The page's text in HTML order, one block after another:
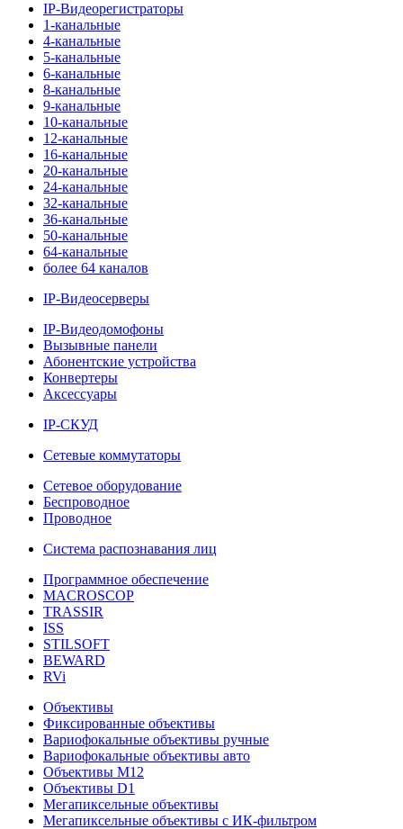
IP-Видеорегистраторы
1-канальные
4-канальные
5-канальные
6-канальные
8-канальные
9-канальные
10-канальные
12-канальные
16-канальные
20-канальные
24-канальные
32-канальные
36-канальные
50-канальные
64-канальные
более 64 каналов
IP-Видеосерверы
IP-Видеодомофоны
Вызывные панели
Абонентские устройства
Конвертеры
Аксессуары
IP-СКУД
Сетевые коммутаторы
Сетевое оборудование
Беспроводное
Проводное
Система распознавания лиц
Программное обеспечение
MACROSCOP
TRASSIR
ISS
STILSOFT
BEWARD
RVi
Объективы
Фиксированные объективы
Вариофокальные объективы ручные
Вариофокальные объективы авто
Объективы М12
Объективы D1
Мегапиксельные объективы
Мегапиксельные объективы с ИК-фильтром